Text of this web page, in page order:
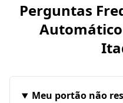
Perguntas
Meu portão não